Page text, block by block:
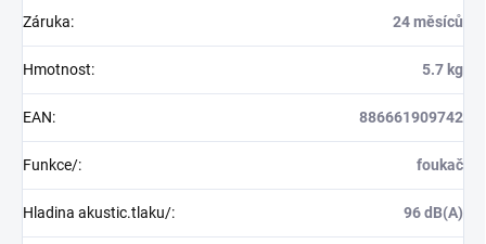
Záruka: 24 měsíců
Hmotnost: 5.7 kg
EAN: 886661909742
Funkce/: foukač
Hladina akustic.tlaku/: 96 dB(A)